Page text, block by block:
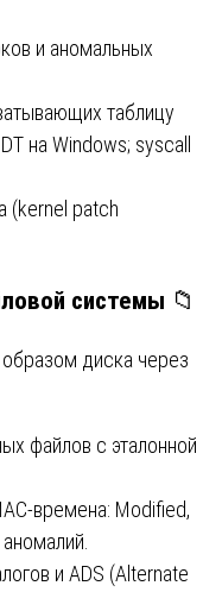
и аномальных
таблицу
на Windows; syscall
(kernel patch
системы 📁
диска через
файлов с эталонной
времена: Modified,
и ADS (Alternate